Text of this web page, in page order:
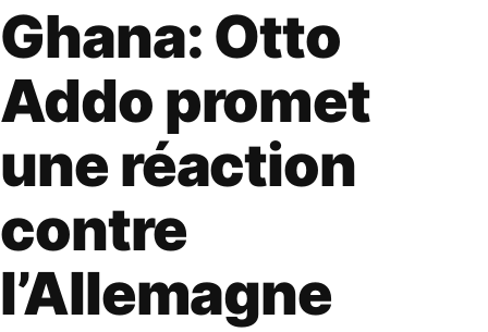
Ghana: Otto
Addo promet
une réaction
contre
l’Allemagne